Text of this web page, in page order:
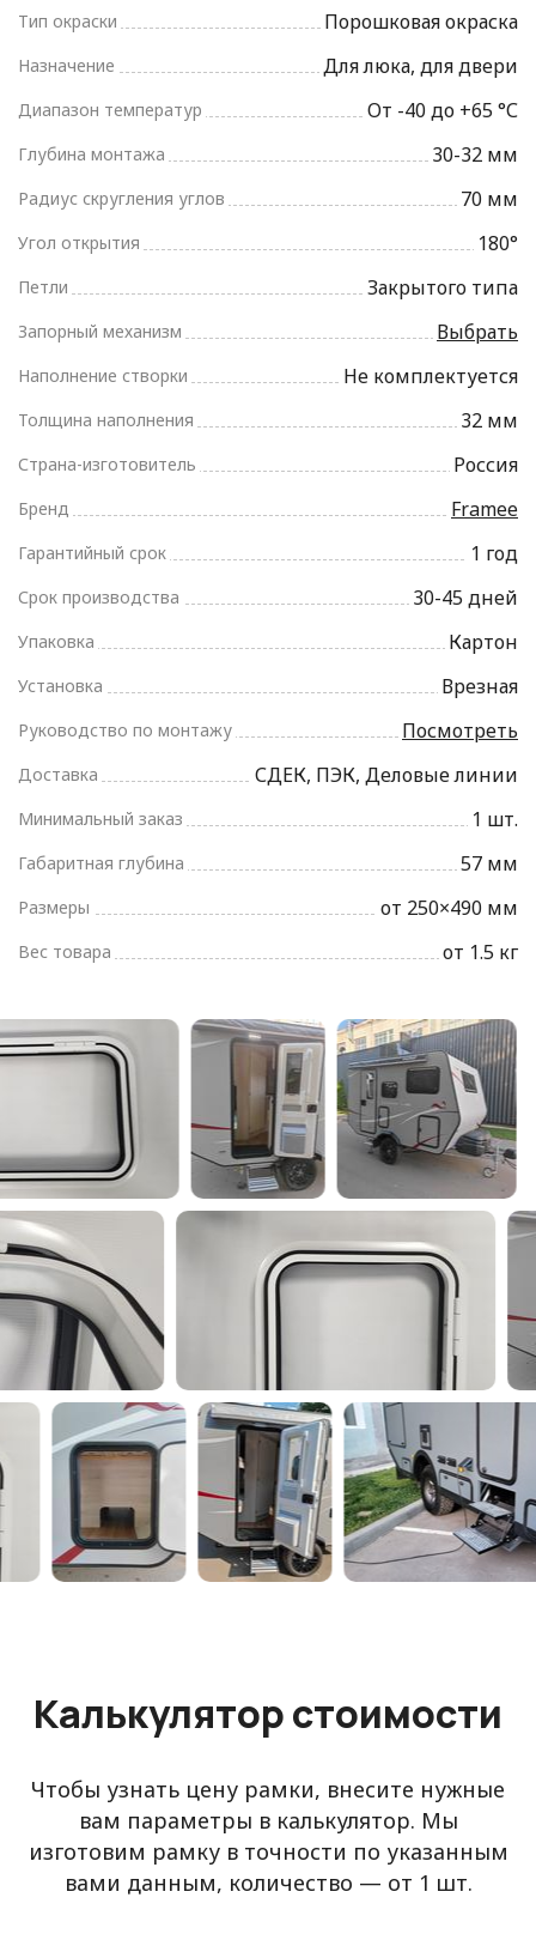
Тип окраски Порошковая окраска
Назначение Для люка, для двери
Диапазон температур От -40 до +65 °С
Глубина монтажа 30-32 мм
Радиус скругления углов 70 мм
Угол открытия 180°
Петли Закрытого типа
Запорный механизм Выбрать
Наполнение створки Не комплектуется
Толщина наполнения 32 мм
Страна-изготовитель Россия
Бренд Framee
Гарантийный срок 1 год
Срок производства 30-45 дней
Упаковка Картон
Установка Врезная
Руководство по монтажу Посмотреть
Доставка СДЕК, ПЭК, Деловые линии
Минимальный заказ 1 шт.
Габаритная глубина 57 мм
Размеры от 250×490 мм
Вес товара от 1.5 кг
Калькулятор стоимости
Чтобы узнать цену рамки, внесите нужные
вам параметры в калькулятор. Мы
изготовим рамку в точности по указанным
вами данным, количество — от 1 шт.